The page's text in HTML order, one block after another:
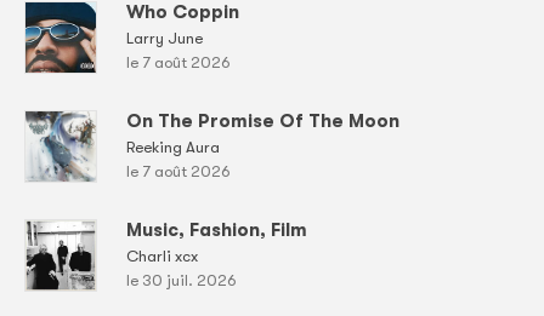
Who Coppin
Larry June
le 7 août 2026
On The Promise Of The Moon
Reeking Aura
le 7 août 2026
Music, Fashion, Film
Charli xcx
le 30 juil. 2026